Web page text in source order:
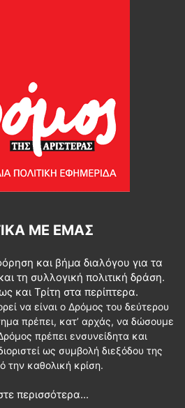
ΜΕ ΕΜΆΣ
και βήμα διαλόγου για τα
τη συλλογική πολιτική δράση.
και Τρίτη στα περίπτερα.
να είναι ο Δρόμος του δεύτερου
πρέπει, κατ’ αρχάς, να δώσουμε
πρέπει ενσυνείδητα και
ως συμβολή διεξόδου της
την καθολική κρίση.
περισσότερα...